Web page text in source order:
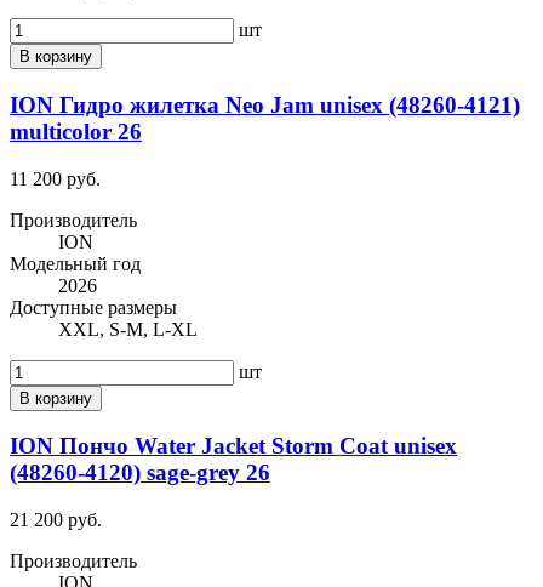
шт
В корзину
ION Гидро жилетка Neo Jam unisex (48260-4121)
multicolor 26
11 200 руб.
Производитель
ION
Модельный год
2026
Доступные размеры
XXL, S-M, L-XL
шт
В корзину
ION Пончо Water Jacket Storm Coat unisex
(48260-4120) sage-grey 26
21 200 руб.
Производитель
ION